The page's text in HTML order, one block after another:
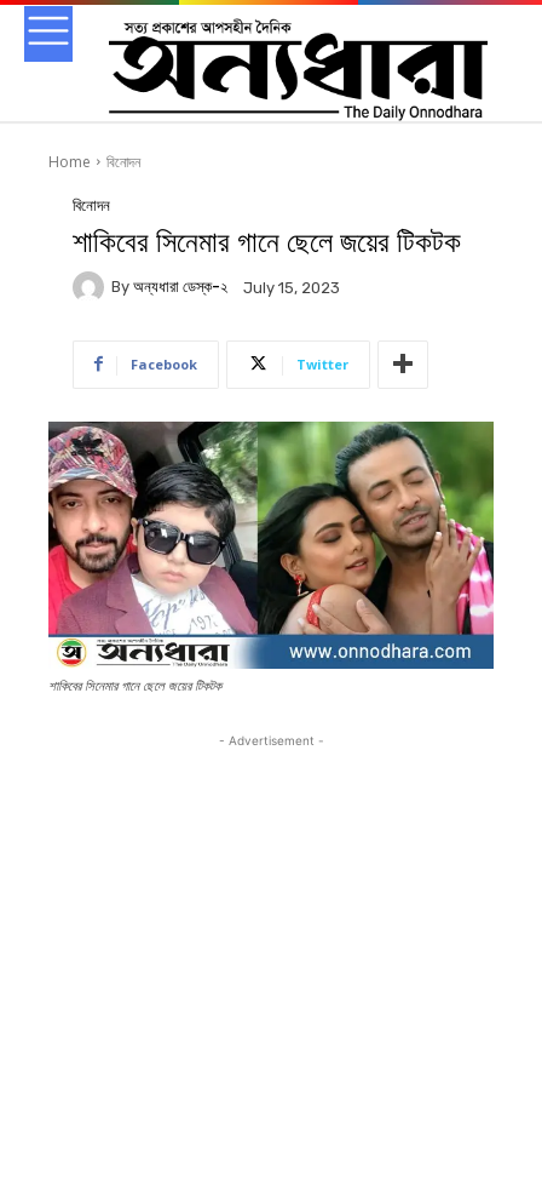
Home বিনোদন
বিনোদন
শাকিবের সিনেমার গানে ছেলে জয়ের টিকটক
By অন্যধারা ডেস্ক-২ July 15, 2023
Facebook Twitter
শাকিবের সিনেমার গানে ছেলে জয়ের টিকটক
- Advertisement -